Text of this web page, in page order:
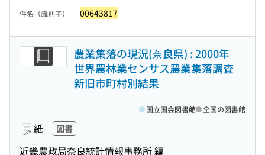
件名（識別子） 00643817
農業集落の現況(奈良県) : 2000年
世界農林業センサス農業集落調査
新旧市町村別結果
紙 図書
近畿農政局奈良統計情報事務所 編
国立国会図書館 全国の図書館